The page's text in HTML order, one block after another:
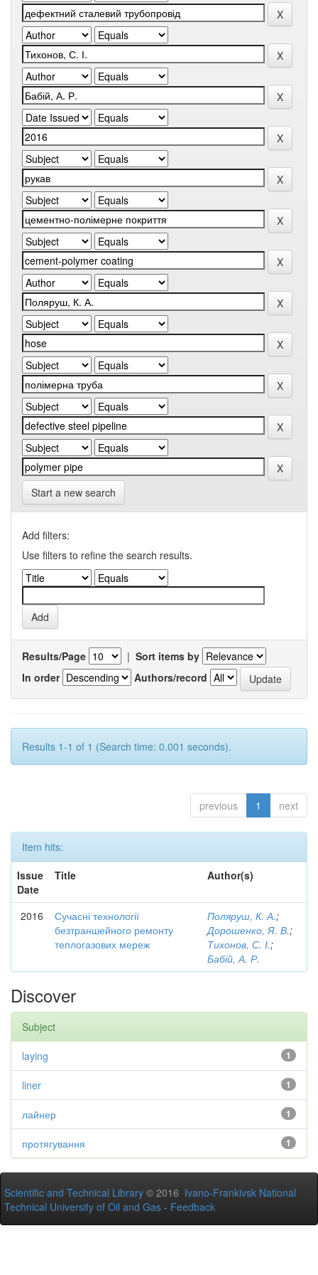
Start a new search
Add filters:
Use filters to refine the search results.
Results/Page | Sort items by
In order
Authors/record
Results 1-1 of 1 (Search time: 0.001 seconds).
previous 1 next
Item hits:
Issue
Date
Title Author(s)
2016
Сучасні технології
безтраншейного ремонту
теплогазових мереж
Поляруш, К. А.;
Дорошенко, Я. В.;
Тихонов, С. І.;
Бабій, А. Р.
Discover
Subject
1
laying
1
liner
1
лайнер
1
протягування
Scientific and Technical Library © 2016 Ivano-Frankivsk National
Technical University of Oil and Gas - Feedback